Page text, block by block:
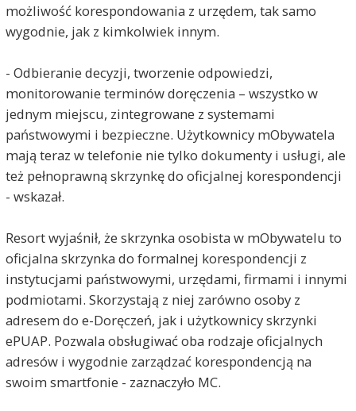
możliwość korespondowania z urzędem, tak samo
wygodnie, jak z kimkolwiek innym.
- Odbieranie decyzji, tworzenie odpowiedzi,
monitorowanie terminów doręczenia – wszystko w
jednym miejscu, zintegrowane z systemami
państwowymi i bezpieczne. Użytkownicy mObywatela
mają teraz w telefonie nie tylko dokumenty i usługi, ale
też pełnoprawną skrzynkę do oficjalnej korespondencji
- wskazał.
Resort wyjaśnił, że skrzynka osobista w mObywatelu to
oficjalna skrzynka do formalnej korespondencji z
instytucjami państwowymi, urzędami, firmami i innymi
podmiotami. Skorzystają z niej zarówno osoby z
adresem do e-Doręczeń, jak i użytkownicy skrzynki
ePUAP. Pozwala obsługiwać oba rodzaje oficjalnych
adresów i wygodnie zarządzać korespondencją na
swoim smartfonie - zaznaczyło MC.